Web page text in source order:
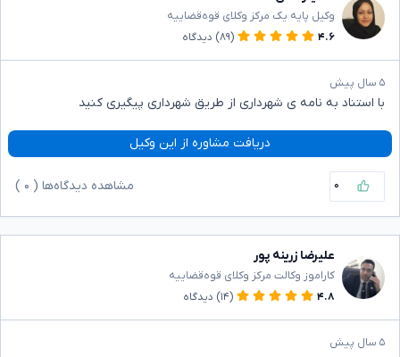
وکیل پایه یک مرکز وکلای قوه‌قضاییه
۴.۶
(۸۹) دیدگاه
۵ سال پیش
با استناد به نامه ی شهرداری از طریق شهرداری پیگیری کنید
دریافت مشاوره از این وکیل
۰ مشاهده دیدگاه‌ها ( ۰
علیرضا زرینه پور
کاراموز وکالت مرکز وکلای قوه‌قضاییه
۴.۸
(۱۴) دیدگاه
۵ سال پیش